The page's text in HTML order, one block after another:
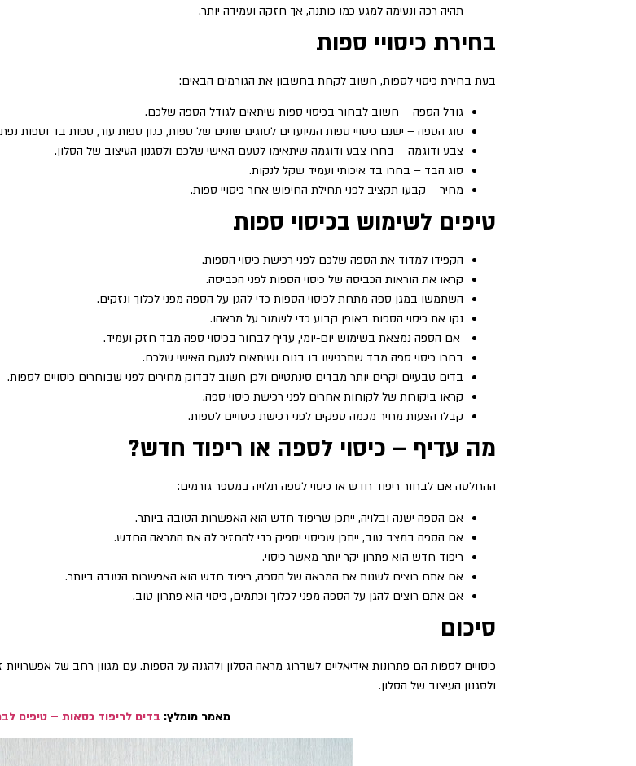
תהיה רכה ונעימה למגע כמו כותנה, אך חזקה ועמידה יותר.
בחירת כיסויי ספות
בעת בחירת כיסוי לספות, חשוב לקחת בחשבון את הגורמים הבאים:
גודל הספה – חשוב לבחור בכיסוי ספות שיתאים לגודל הספה שלכם.
סוג הספה – ישנם כיסויי ספות המיועדים לסוגים שונים של ספות, כגון ספות עור, ספות בד וספות
צבע ודוגמה – בחרו צבע ודוגמה שיתאימו לטעם האישי שלכם ולסגנון העיצוב של הסלון.
סוג הבד – בחרו בד איכותי ועמיד שקל לנקות.
מחיר – קבעו תקציב לפני תחילת החיפוש אחר כיסויי ספות.
טיפים לשימוש בכיסוי ספות
הקפידו למדוד את הספה שלכם לפני רכישת כיסוי הספות.
קראו את הוראות הכביסה של כיסוי הספות לפני הכביסה.
השתמשו במגן ספה מתחת לכיסוי הספות כדי להגן על הספה מפני לכלוך ונזקים.
נקו את כיסוי הספות באופן קבוע כדי לשמור על מראהו.
אם הספה נמצאת בשימוש יום-יומי, עדיף לבחור בכיסוי ספה מבד חזק ועמיד.
בחרו כיסוי ספה מבד שתרגישו בו בנוח ושיתאים לטעם האישי שלכם.
בדים טבעיים יקרים יותר מבדים סינתטיים ולכן חשוב לבדוק מחירים לפני שבוחרים כיסויים לספות.
קראו ביקורות של לקוחות אחרים לפני רכישת כיסוי ספה.
קבלו הצעות מחיר מכמה ספקים לפני רכישת כיסויים לספות.
מה עדיף – כיסוי לספה או ריפוד חדש?
ההחלטה אם לבחור ריפוד חדש או כיסוי לספה תלויה במספר גורמים:
אם הספה ישנה ובלויה, ייתכן שריפוד חדש הוא האפשרות הטובה ביותר.
אם הספה במצב טוב, ייתכן שכיסוי יספיק כדי להחזיר לה את המראה החדש.
ריפוד חדש הוא פתרון יקר יותר מאשר כיסוי.
אם אתם רוצים לשנות את המראה של הספה, ריפוד חדש הוא האפשרות הטובה ביותר.
אם אתם רוצים להגן על הספה מפני לכלוך וכתמים, כיסוי הוא פתרון טוב.
סיכום
כיסויים לספות הם פתרונות אידיאליים לשדרוג מראה הסלון ולהגנה על הספות. עם מגוון רחב של
ולסגנון העיצוב של הסלון.
מאמר מומלץ: בדים לריפוד כסאות – טיפים